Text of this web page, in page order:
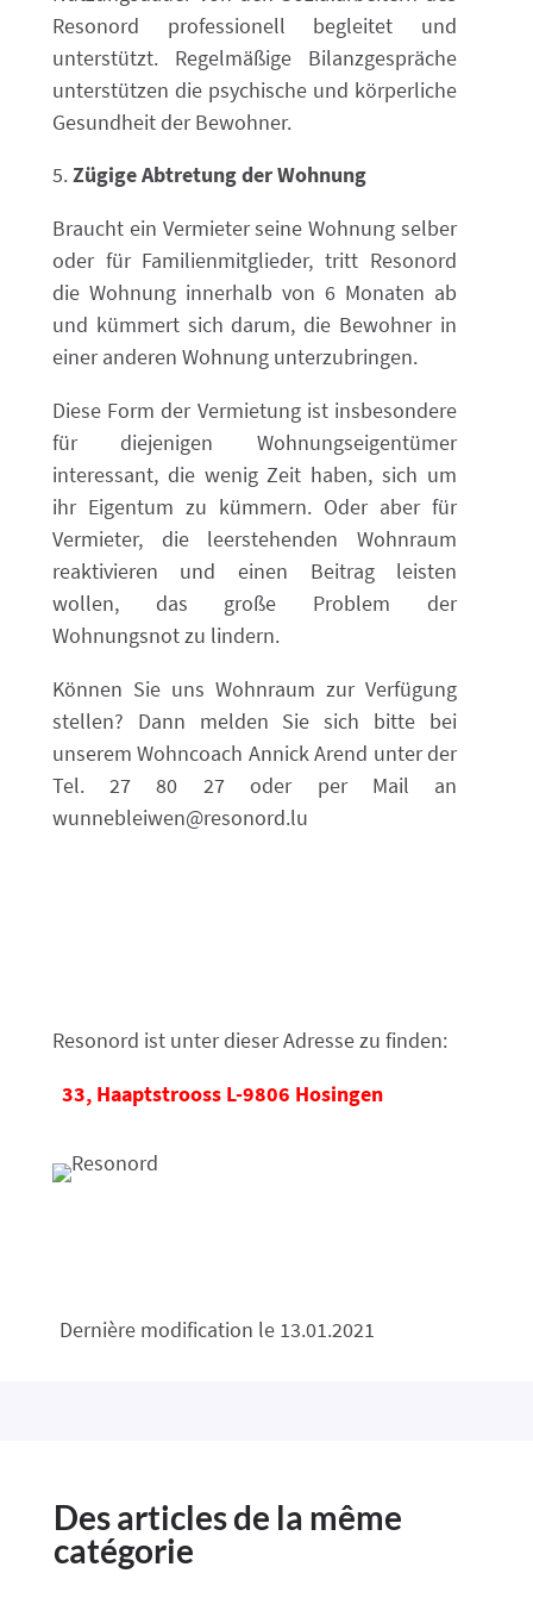
Resonord professionell begleitet und
unterstützt. Regelmäßige Bilanzgespräche
unterstützen die psychische und körperliche
Gesundheit der Bewohner.
Zügige Abtretung der Wohnung
Braucht ein Vermieter seine Wohnung selber
oder für Familienmitglieder, tritt Resonord
die Wohnung innerhalb von 6 Monaten ab
und kümmert sich darum, die Bewohner in
einer anderen Wohnung unterzubringen.
Diese Form der Vermietung ist insbesondere
für diejenigen Wohnungseigentümer
interessant, die wenig Zeit haben, sich um
ihr Eigentum zu kümmern. Oder aber für
Vermieter, die leerstehenden Wohnraum
reaktivieren und einen Beitrag leisten
wollen, das große Problem der
Wohnungsnot zu lindern.
Können Sie uns Wohnraum zur Verfügung
stellen? Dann melden Sie sich bitte bei
unserem Wohncoach Annick Arend unter der
Tel. 27 80 27 oder per Mail an
wunnebleiwen@resonord.lu
Resonord ist unter dieser Adresse zu finden:
33, Haaptstrooss L-9806 Hosingen
Dernière modification le 13.01.2021
Des articles de la même
catégorie